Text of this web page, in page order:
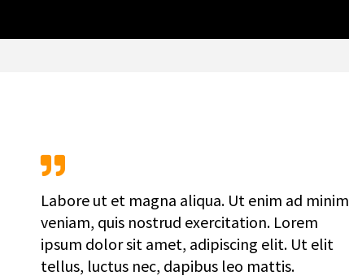
Labore ut et magna aliqua. Ut enim ad minim
veniam, quis nostrud exercitation. Lorem
ipsum dolor sit amet, adipiscing elit. Ut elit
tellus, luctus nec, dapibus leo mattis.